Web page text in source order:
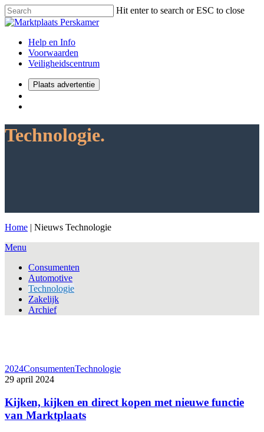
Hit enter to search or ESC to close
Help en Info
Voorwaarden
Veiligheidscentrum
Plaats advertentie
Technologie.
Home | Nieuws Technologie
Menu
Consumenten
Automotive
Technologie
Zakelijk
Archief
2024ConsumentenTechnologie
29 april 2024
Kijken, kijken en direct kopen met nieuwe functie
van Marktplaats